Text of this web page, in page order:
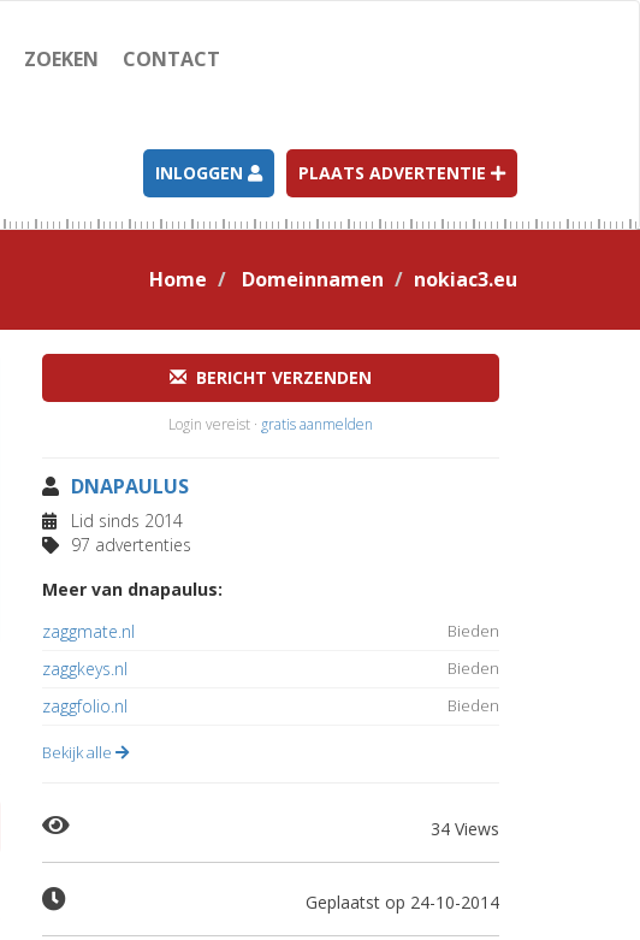
ZOEKEN CONTACT
INLOGGEN PLAATS ADVERTENTIE
Home Domeinnamen nokiac3.eu
BERICHT VERZENDEN
Login vereist · gratis aanmelden
DNAPAULUS
Lid sinds 2014
97 advertenties
Meer van dnapaulus:
zaggmate.nl
Bieden
zaggkeys.nl Bieden
zaggfolio.nl Bieden
Bekijk alle
34 Views
Geplaatst op 24-10-2014